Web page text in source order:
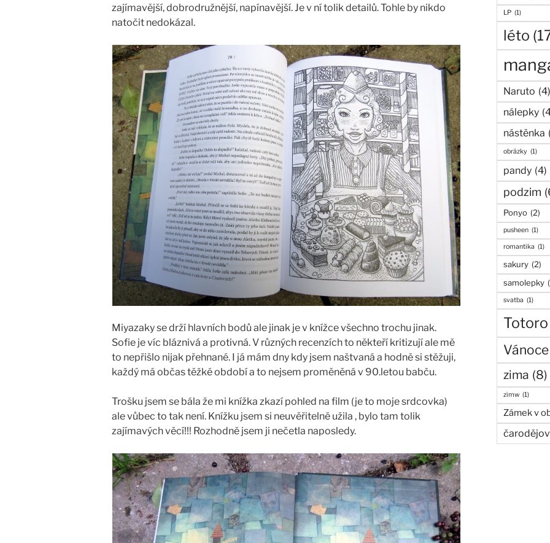
zajímavější, dobrodružnější, napínavější. Je v ní tolik detailů. Tohle by nikdo
natočit nedokázal.
Miyazaky se drží hlavních bodů ale jinak je v knížce všechno trochu jinak.
Sofie je víc bláznivá a protivná. V různých recenzích to někteří kritizují ale mě
to nepřišlo nijak přehnané. I já mám dny kdy jsem naštvaná a hodně si stěžuji,
každý má občas těžké období a to nejsem proměněná v 90.letou babču.
Trošku jsem se bála že mi knížka zkazí pohled na film (je to moje srdcovka)
ale vůbec to tak není. Knížku jsem si neuvěřitelně užila , bylo tam tolik
zajímavých věcí!!! Rozhodně jsem ji nečetla naposledy.
LP (1)
léto
Naruto
nálepky
nástěnka
obrázky (1)
pandy (4)
podzim
Ponyo (2)
pusheen (1)
romantika (1)
sakury (2)
samolepky
svatba (1)
Totoro
Vánoce
zima (8)
zimw (1)
Zámek v